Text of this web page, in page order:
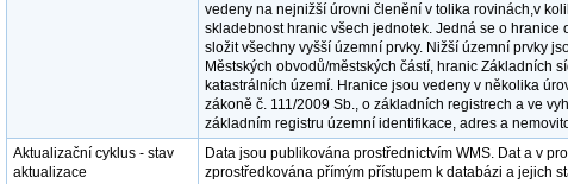
vedeny na nejnižší úrovni členění v tolika rovinách,v
skladebnost hranic všech jednotek. Jedná se o hranice
složit všechny vyšší územní prvky. Nižší územní prvky
Městských obvodů/městských částí, hranic Základních
katastrálních území. Hranice jsou vedeny v několika
zákoně č. 111/2009 Sb., o základních registrech a ve
základním registru územní identifikace, adres a
Aktualizační cyklus - stav
aktualizace
Data jsou publikována prostřednictvím WMS. Dat a v
zprostředkována přímým přístupem k databázi a jejich